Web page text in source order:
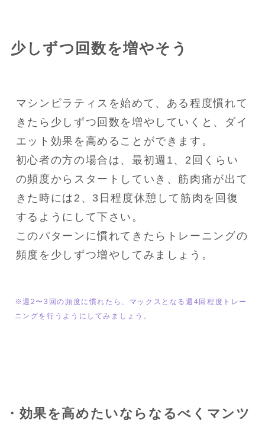
少しずつ回数を増やそう
マシンピラティスを始めて、ある程度慣れて
きたら少しずつ回数を増やしていくと、ダイ
エット効果を高めることができます。
初心者の方の場合は、最初週1、2回くらい
の頻度からスタートしていき、筋肉痛が出て
きた時には2、3日程度休憩して筋肉を回復
するようにして下さい。
このパターンに慣れてきたらトレーニングの
頻度を少しずつ増やしてみましょう。
※週2〜3回の頻度に慣れたら、マックスとなる週4回程度トレー
ニングを行うようにしてみましょう。
・効果を高めたいならなるべくマンツ